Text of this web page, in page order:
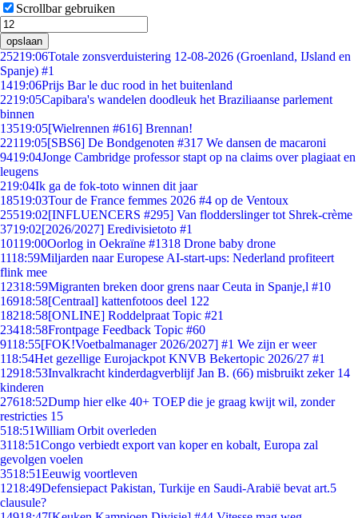
Scrollbar gebruiken
opslaan
25219:06Totale zonsverduistering 12-08-2026 (Groenland, IJsland en
Spanje) #1
1419:06Prijs Bar le duc rood in het buitenland
2219:05Capibara's wandelen doodleuk het Braziliaanse parlement
binnen
13519:05[Wielrennen #616] Brennan!
22119:05[SBS6] De Bondgenoten #317 We dansen de macaroni
9419:04Jonge Cambridge professor stapt op na claims over plagiaat en
leugens
219:04Ik ga de fok-toto winnen dit jaar
18519:03Tour de France femmes 2026 #4 op de Ventoux
25519:02[INFLUENCERS #295] Van flodderslinger tot Shrek-crème
3719:02[2026/2027] Eredivisietoto #1
10119:00Oorlog in Oekraïne #1318 Drone baby drone
1118:59Miljarden naar Europese AI-start-ups: Nederland profiteert
flink mee
12318:59Migranten breken door grens naar Ceuta in Spanje,l #10
16918:58[Centraal] kattenfotoos deel 122
18218:58[ONLINE] Roddelpraat Topic #21
23418:58Frontpage Feedback Topic #60
9118:55[FOK!Voetbalmanager 2026/2027] #1 We zijn er weer
118:54Het gezellige Eurojackpot KNVB Bekertopic 2026/27 #1
12918:53Invalkracht kinderdagverblijf Jan B. (66) misbruikt zeker 14
kinderen
27618:52Dump hier elke 40+ TOEP die je graag kwijt wil, zonder
restricties 15
518:51William Orbit overleden
3118:51Congo verbiedt export van koper en kobalt, Europa zal
gevolgen voelen
3518:51Eeuwig voortleven
1218:49Defensiepact Pakistan, Turkije en Saudi-Arabië bevat art.5
clausule?